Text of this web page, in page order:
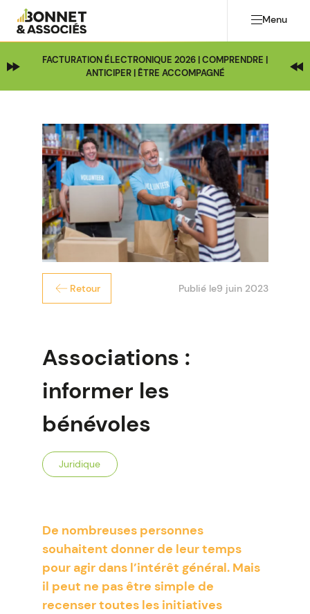
Menu
FACTURATION ÉLECTRONIQUE 2026 | COMPRENDRE |
ANTICIPER | ÊTRE ACCOMPAGNÉ
Retour Publié le9 juin 2023
Associations :
informer les
bénévoles
Juridique
De nombreuses personnes
souhaitent donner de leur temps
pour agir dans l’intérêt général. Mais
il peut ne pas être simple de
recenser toutes les initiatives